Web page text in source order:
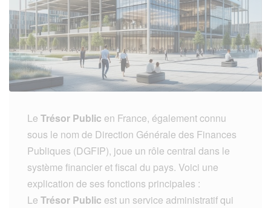
Le Trésor Public en France, également connu
sous le nom de Direction Générale des Finances
Publiques (DGFIP), joue un rôle central dans le
système financier et fiscal du pays. Voici une
explication de ses fonctions principales :
Le Trésor Public est un service administratif qui